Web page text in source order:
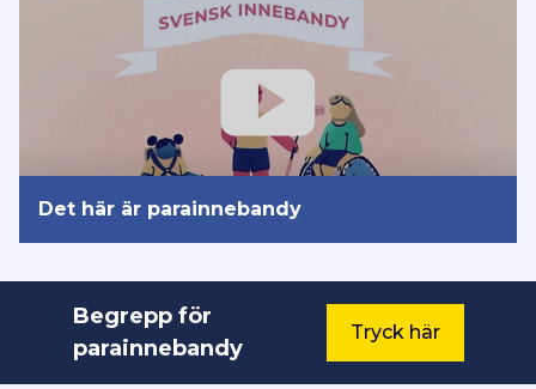
Det här är parainnebandy
Begrepp för
parainnebandy
Tryck här